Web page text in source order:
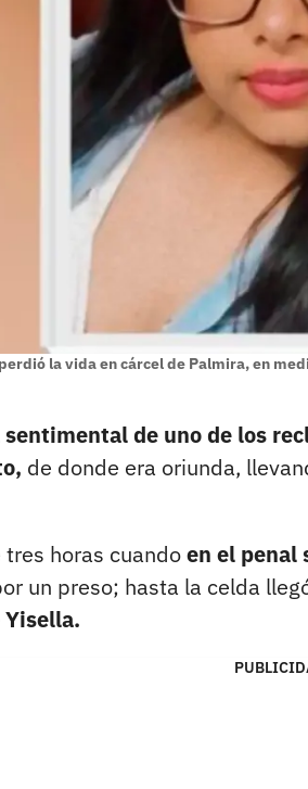
la vida en cárcel de Palmira, en
de uno de los
de donde era oriunda,
horas cuandoen el penal
un preso; hasta la celda